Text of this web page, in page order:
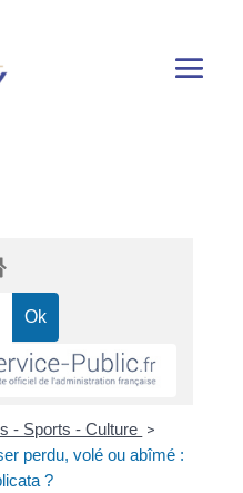
- Sports - Culture >
perdu, volé ou abîmé :
?